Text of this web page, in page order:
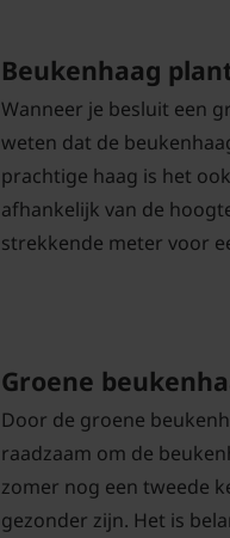
Beukenhaag
Wanneer je besluit een
weten dat de
prachtige haag is het
afhankelijk van de
strekkende meter voor
Groene
Door de groene
raadzaam om de
zomer nog een tweede
gezonder zijn. Het is